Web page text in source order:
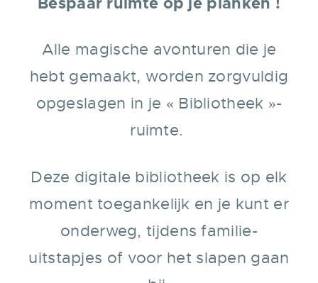
Alle magische avonturen die je
hebt gemaakt, worden zorgvuldig
opgeslagen in je « Bibliotheek »-
ruimte.
Deze digitale bibliotheek is op elk
moment toegankelijk en je kunt er
onderweg, tijdens familie-
uitstapjes of voor het slapen gaan